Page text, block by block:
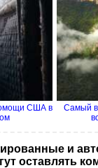
США в
Самый
и
оставлять